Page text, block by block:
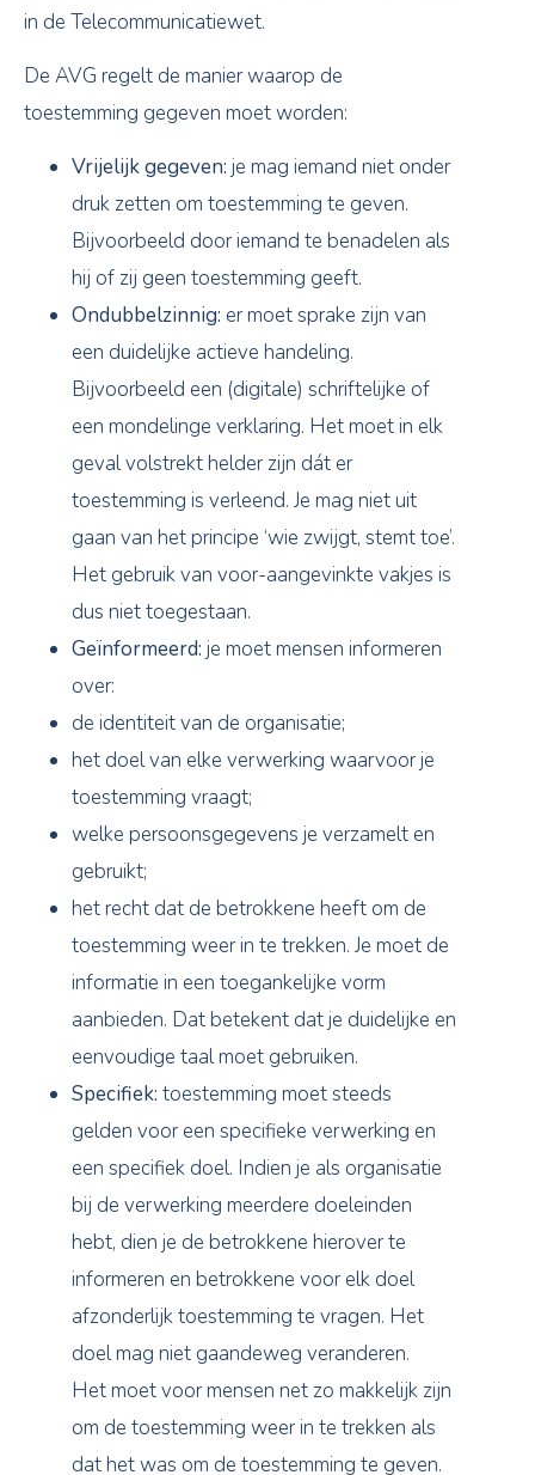
in de Telecommunicatiewet.
De AVG regelt de manier waarop de
toestemming gegeven moet worden:
Vrijelijk gegeven: je mag iemand niet onder
druk zetten om toestemming te geven.
Bijvoorbeeld door iemand te benadelen als
hij of zij geen toestemming geeft.
Ondubbelzinnig: er moet sprake zijn van
een duidelijke actieve handeling.
Bijvoorbeeld een (digitale) schriftelijke of
een mondelinge verklaring. Het moet in elk
geval volstrekt helder zijn dát er
toestemming is verleend. Je mag niet uit
gaan van het principe ‘wie zwijgt, stemt toe’.
Het gebruik van voor-aangevinkte vakjes is
dus niet toegestaan.
Geïnformeerd: je moet mensen informeren
over:
de identiteit van de organisatie;
het doel van elke verwerking waarvoor je
toestemming vraagt;
welke persoonsgegevens je verzamelt en
gebruikt;
het recht dat de betrokkene heeft om de
toestemming weer in te trekken. Je moet de
informatie in een toegankelijke vorm
aanbieden. Dat betekent dat je duidelijke en
eenvoudige taal moet gebruiken.
Specifiek: toestemming moet steeds
gelden voor een specifieke verwerking en
een specifiek doel. Indien je als organisatie
bij de verwerking meerdere doeleinden
hebt, dien je de betrokkene hierover te
informeren en betrokkene voor elk doel
afzonderlijk toestemming te vragen. Het
doel mag niet gaandeweg veranderen.
Het moet voor mensen net zo makkelijk zijn
om de toestemming weer in te trekken als
dat het was om de toestemming te geven.